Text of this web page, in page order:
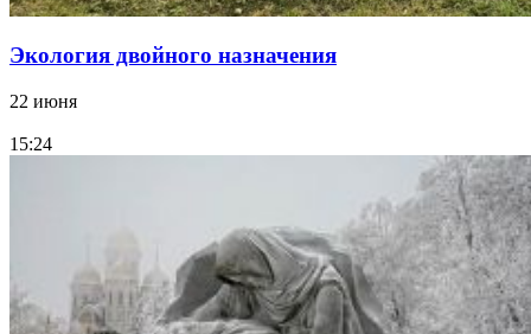
Экология двойного назначения
22 июня
15:24